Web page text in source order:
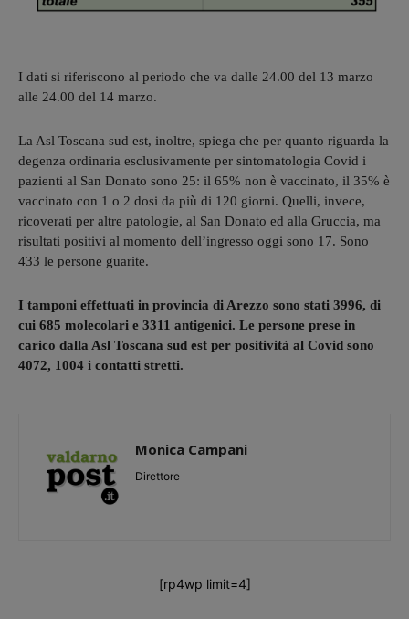
I dati si riferiscono al periodo che va dalle 24.00 del 13 marzo
alle 24.00 del 14 marzo.
La Asl Toscana sud est, inoltre, spiega che per quanto riguarda la
degenza ordinaria esclusivamente per sintomatologia Covid i
pazienti al San Donato sono 25: il 65% non è vaccinato, il 35% è
vaccinato con 1 o 2 dosi da più di 120 giorni. Quelli, invece,
ricoverati per altre patologie, al San Donato ed alla Gruccia, ma
risultati positivi al momento dell’ingresso oggi sono 17. Sono
433 le persone guarite.
I tamponi effettuati in provincia di Arezzo sono stati 3996, di
cui 685 molecolari e 3311 antigenici. Le persone prese in
carico dalla Asl Toscana sud est per positività al Covid sono
4072, 1004 i contatti stretti.
Monica Campani
Direttore
[rp4wp limit=4]